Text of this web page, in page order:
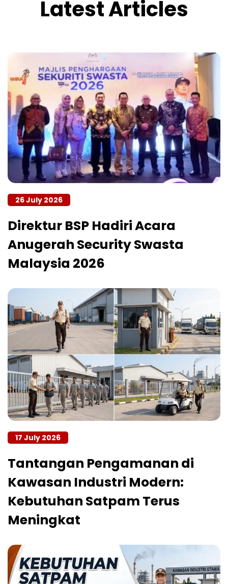
Latest Articles
26 July 2026
Direktur BSP Hadiri Acara
Anugerah Security Swasta
Malaysia 2026
17 July 2026
Tantangan Pengamanan di
Kawasan Industri Modern:
Kebutuhan Satpam Terus
Meningkat